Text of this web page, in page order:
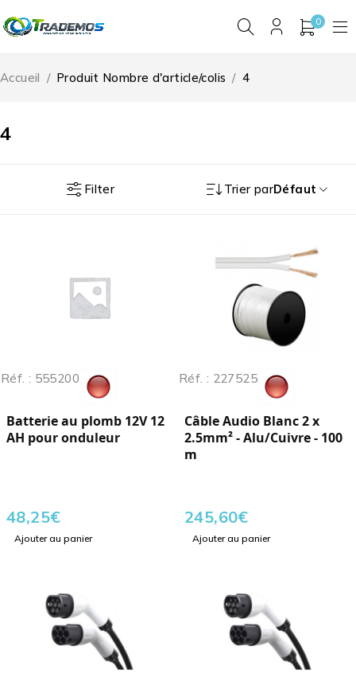
0
4
Accueil / Produit Nombre d'article/colis / 4
Filter Trier parDéfaut
Réf. : 555200
Batterie au plomb 12V 12
AH pour onduleur
48,25€
Ajouter au panier
Réf. : 227525
Câble Audio Blanc 2 x
2.5mm² - Alu/Cuivre - 100
m
245,60€
Ajouter au panier